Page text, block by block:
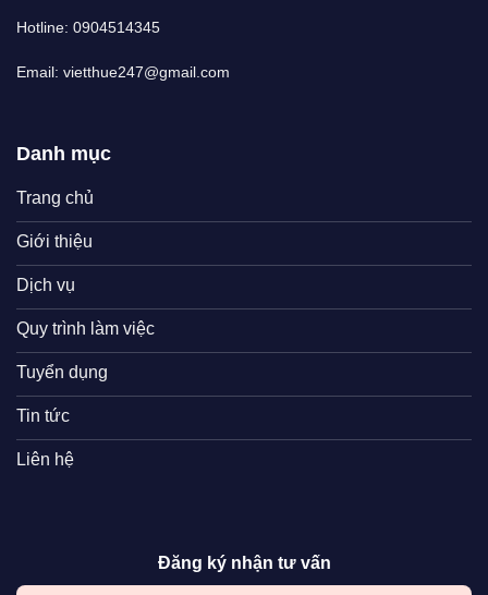
Hotline: 0904514345
Email: vietthue247@gmail.com
Danh mục
Trang chủ
Giới thiệu
Dịch vụ
Quy trình làm việc
Tuyển dụng
Tin tức
Liên hệ
Đăng ký nhận tư vấn